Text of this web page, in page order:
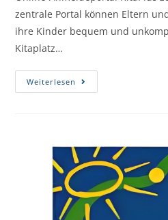
zentrale Portal können Eltern
ihre Kinder bequem und
Kitaplatz…
Weiterlesen